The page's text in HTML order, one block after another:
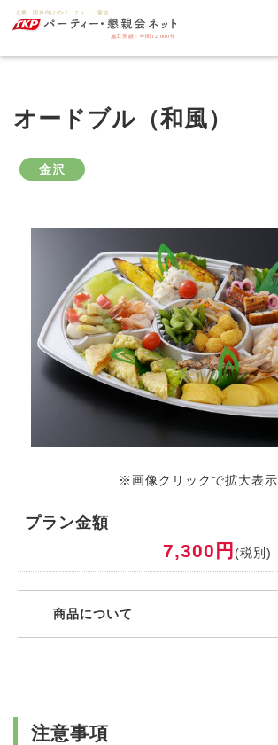
オードブル（和風）
金沢
※画像クリックで拡大表示
プラン金額
7,300円 (税別)
商品について
注意事項